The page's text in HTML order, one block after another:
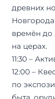
древних
времён до
на церах.
11:30 –
12:00 –
по
быта,